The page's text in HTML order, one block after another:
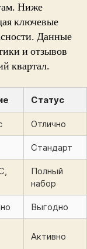
Ниже
ключевые
Данные
и отзывов
квартал.
Статус
Отлично
Стандарт
Полный
набор
Выгодно
Активно